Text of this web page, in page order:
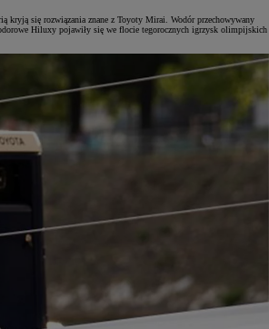
kryją się rozwiązania znane z Toyoty Mirai. Wodór przechowywany
Hiluxy pojawiły się we flocie tegorocznych igrzysk olimpijskich